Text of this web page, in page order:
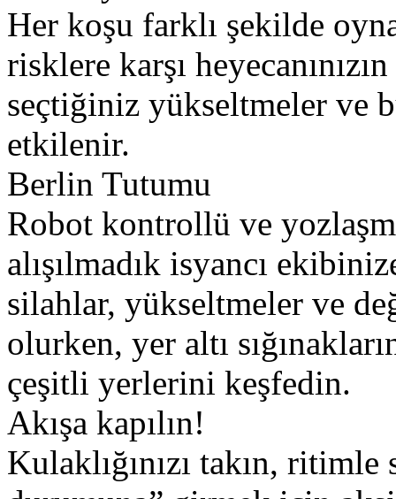
Her koşu farklı şekilde
risklere karşı
seçtiğiniz yükseltmeler ve
etkilenir.
Berlin Tutumu
Robot kontrollü ve
alışılmadık isyancı
silahlar, yükseltmeler ve
olurken, yer altı
çeşitli yerlerini keşfedin.
Akışa kapılın!
Kulaklığınızı takın,